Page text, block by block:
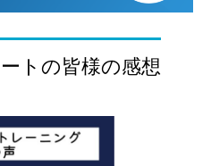
ト の皆様の感想